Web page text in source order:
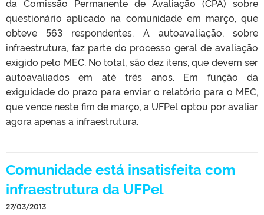
da Comissão Permanente de Avaliação (CPA) sobre
questionário aplicado na comunidade em março, que
obteve 563 respondentes. A autoavaliação, sobre
infraestrutura, faz parte do processo geral de avaliação
exigido pelo MEC. No total, são dez itens, que devem ser
autoavaliados em até três anos. Em função da
exiguidade do prazo para enviar o relatório para o MEC,
que vence neste fim de março, a UFPel optou por avaliar
agora apenas a infraestrutura.
Comunidade está insatisfeita com
infraestrutura da UFPel
27/03/2013